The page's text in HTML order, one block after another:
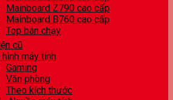
Mainboard Z790 cao cấp
Mainboard B760 cao cấp
Top bán chạy
cũ
hình máy tính
Gaming
Văn phòng
Theo kích thước